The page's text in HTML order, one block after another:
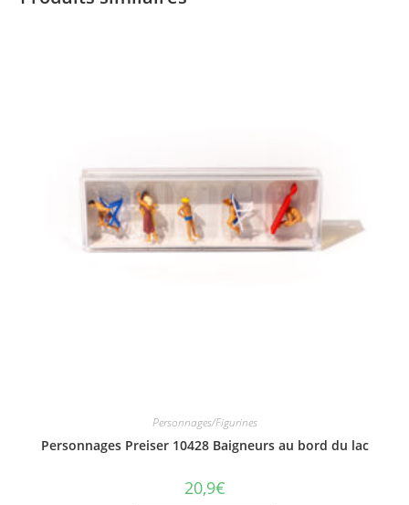
Personnages/Figurines
Personnages Preiser 10428 Baigneurs au bord du lac
20,9€